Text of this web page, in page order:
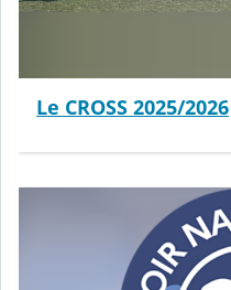
Le CROSS 2025/2026